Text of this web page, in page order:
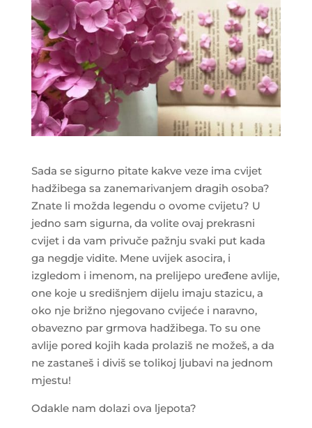
Sada se sigurno pitate kakve veze ima cvijet
hadžibega sa zanemarivanjem dragih osoba?
Znate li možda legendu o ovome cvijetu? U
jedno sam sigurna, da volite ovaj prekrasni
cvijet i da vam privuče pažnju svaki put kada
ga negdje vidite. Mene uvijek asocira, i
izgledom i imenom, na prelijepo uređene avlije,
one koje u središnjem dijelu imaju stazicu, a
oko nje brižno njegovano cvijeće i naravno,
obavezno par grmova hadžibega. To su one
avlije pored kojih kada prolaziš ne možeš, a da
ne zastaneš i diviš se tolikoj ljubavi na jednom
mjestu!
Odakle nam dolazi ova ljepota?